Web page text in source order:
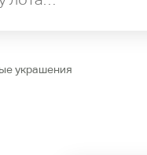
украшения